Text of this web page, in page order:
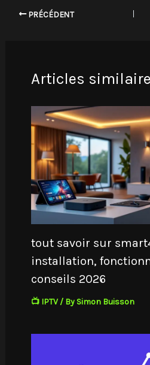
PRÉCÉDENT
Articles
tout savoir sur
installation,
conseils 2026
📺 IPTV/ By Simon Buisson